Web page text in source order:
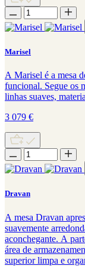
Marisel
A Marisel é a mesa
funcional. Segue os
linhas suaves,
3 079 €
Dravan
A mesa Dravan
suavemente
aconchegante. A
área de
superior limpa e